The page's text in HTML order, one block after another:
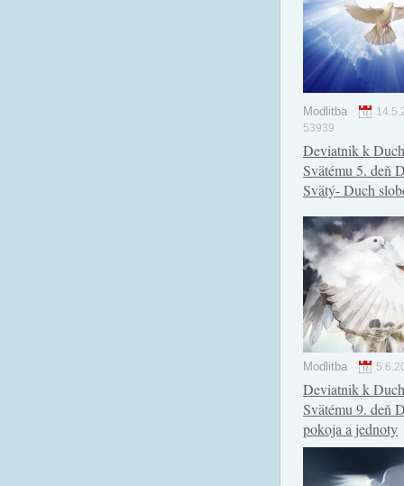
Modlitba
53939
Deviatnik k
Svätému 5. deň
Svätý- Duch
Modlitba
Deviatnik k
Svätému 9. deň
pokoja a jednoty